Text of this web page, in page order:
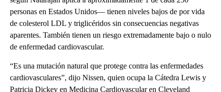
personas en Estados Unidos— tienen niveles bajos de por vida
de colesterol LDL y triglicéridos sin consecuencias negativas
aparentes. También tienen un riesgo extremadamente bajo o nulo
de enfermedad cardiovascular.
“Es una mutación natural que protege contra las enfermedades
cardiovasculares”, dijo Nissen, quien ocupa la Cátedra Lewis y
Patricia Dickey en Medicina Cardiovascular en Cleveland